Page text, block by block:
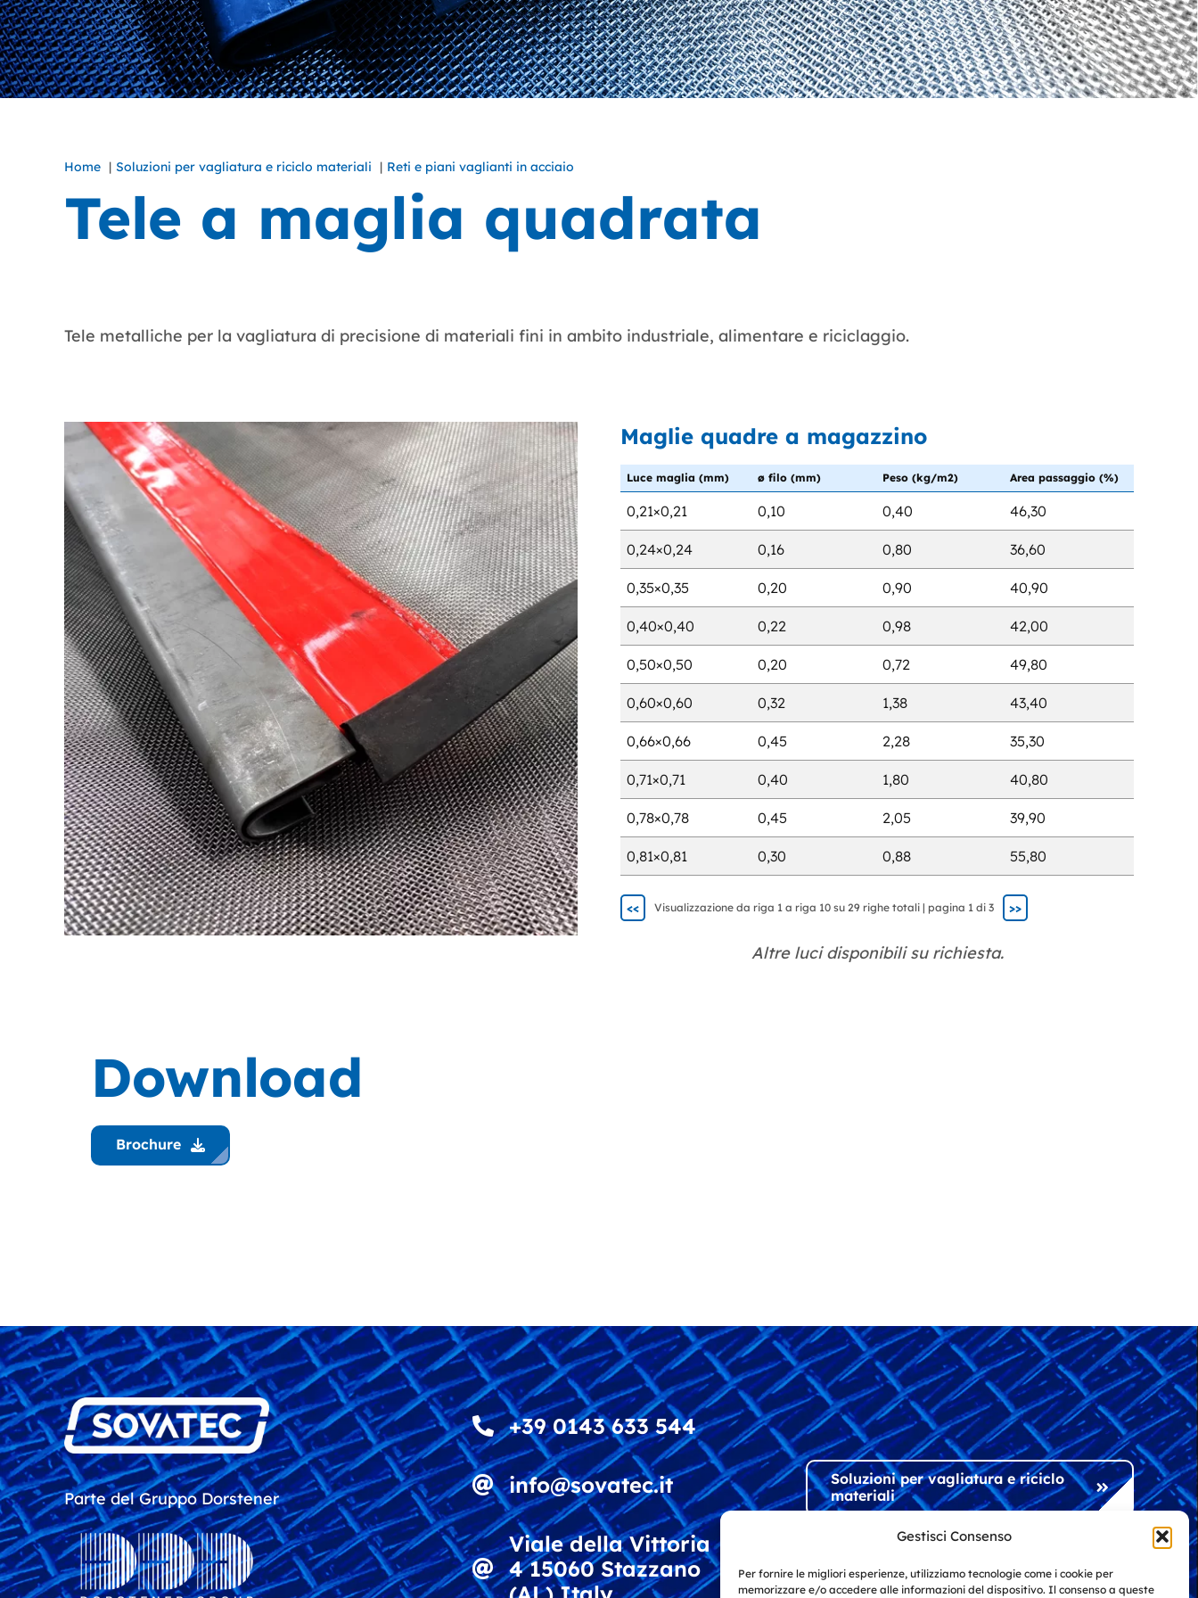
Gestisci Consenso
Per fornire le migliori esperienze, utilizziamo tecnologie come i cookie per
memorizzare e/o accedere alle informazioni del dispositivo. Il consenso a queste
Home Soluzioni per vagliatura e riciclo materiali Reti e piani vaglianti in acciaio
Tele a maglia quadrata
Tele metalliche per la vagliatura di precisione di materiali fini in ambito industriale, alimentare e riciclaggio.
Maglie quadre a magazzino
Luce maglia (mm) ø filo (mm) Peso (kg/m2) Area passaggio (%)
0,21×0,21 0,10 0,40 46,30
0,24×0,24 0,16 0,80 36,60
0,35×0,35 0,20 0,90 40,90
0,40×0,40 0,22 0,98 42,00
0,50×0,50 0,20 0,72 49,80
0,60×0,60 0,32 1,38 43,40
0,66×0,66 0,45 2,28 35,30
0,71×0,71 0,40 1,80 40,80
0,78×0,78 0,45 2,05 39,90
0,81×0,81 0,30 0,88 55,80
<< Visualizzazione da riga 1 a riga 10 su 29 righe totali | pagina 1 di 3 >>
Altre luci disponibili su richiesta.
Download
Brochure
Parte del Gruppo Dorstener
+39 0143 633 544
info@sovatec.it
Viale della Vittoria
4 15060 Stazzano
Soluzioni per vagliatura e riciclo
materiali
Soluzioni per l'industria e
l'architettura